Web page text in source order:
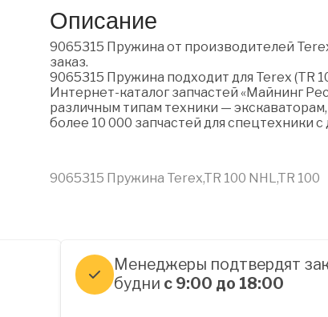
Описание
9065315 Пружина от производителей
заказ.
9065315 Пружина подходит для Terex (TR
Интернет-каталог запчастей «Майнинг
различным типам техники —
более 10 000 запчастей для спецтехники
9065315 Пружина Terex,TR 100 NHL,TR 100
Менеджеры подтвердят
будни с 9:00 до 18:00